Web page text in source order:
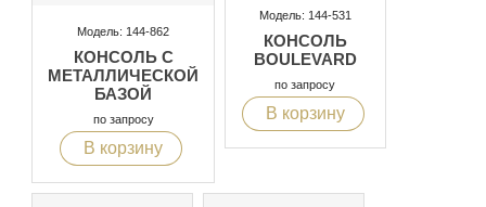
Модель: 144-862
КОНСОЛЬ С
МЕТАЛЛИЧЕСКОЙ
БАЗОЙ
по запросу
В корзину
Модель: 144-531
КОНСОЛЬ
BOULEVARD
по запросу
В корзину